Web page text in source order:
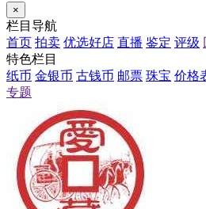
×
栏目导航
首页 拍卖 优选好店 直播 鉴定 评级
特色栏目
纸币 金银币 古钱币 邮票 珠宝 价格
专题